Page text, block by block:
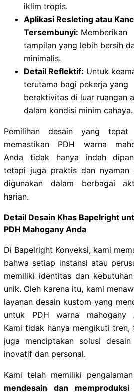
iklim tropis.
Aplikasi Resleting atau
Tersembunyi: Memberikan
tampilan yang lebih bersih
minimalis.
Detail Reflektif: Untuk
terutama bagi pekerja yang
beraktivitas di luar ruangan
dalam kondisi minim cahaya.
Pemilihan desain yang tepat
memastikan PDH warna
Anda tidak hanya indah
tetapi juga praktis dan nyaman
digunakan dalam berbagai
harian.
Detail Desain Khas Bapelright
PDH Mahogany Anda
Di Bapelright Konveksi, kami
bahwa setiap instansi atau
memiliki identitas dan
unik. Oleh karena itu, kami
layanan desain kustom yang
untuk PDH warna mahogany
Kami tidak hanya mengikuti tren,
juga menciptakan solusi
inovatif dan personal.
Kami telah memiliki
mendesain dan memproduksi